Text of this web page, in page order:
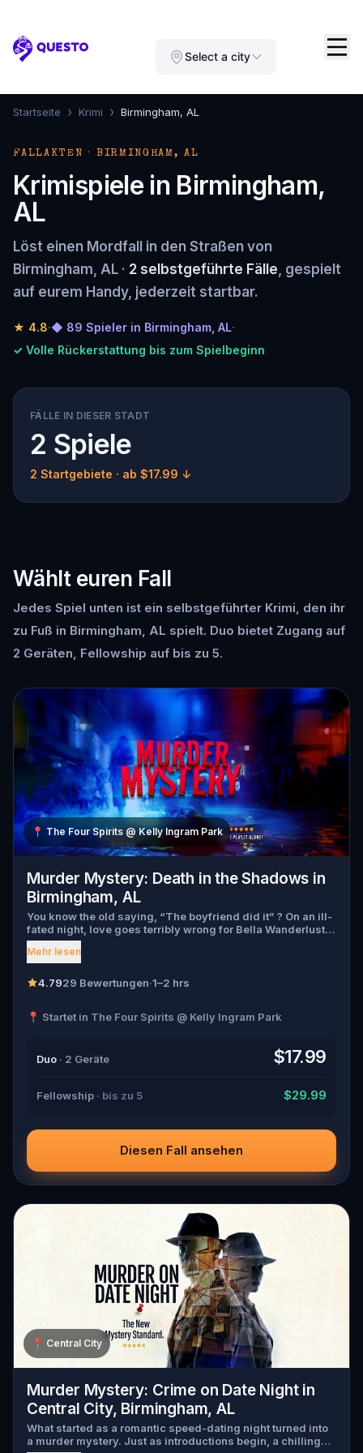
Questo Select a city
Startseite › Krimi › Birmingham, AL
FALLAKTEN · BIRMINGHAM, AL
Krimispiele in Birmingham,
AL
Löst einen Mordfall in den Straßen von
Birmingham, AL · 2 selbstgeführte Fälle, gespielt
auf eurem Handy, jederzeit startbar.
★ 4.8·◆ 89 Spieler in Birmingham, AL·
✓ Volle Rückerstattung bis zum Spielbeginn
FÄLLE IN DIESER STADT
2 Spiele
2 Startgebiete · ab $17.99 ↓
Wählt euren Fall
Jedes Spiel unten ist ein selbstgeführter Krimi, den ihr
zu Fuß in Birmingham, AL spielt. Duo bietet Zugang auf
2 Geräten, Fellowship auf bis zu 5.
📍 The Four Spirits @ Kelly Ingram Park
Murder Mystery: Death in the Shadows in
Birmingham, AL
You know the old saying, “The boyfriend did it” ? On an ill-
fated night, love goes terribly wrong for Bella Wanderlust
and Walter Bridges . Bella, a famous travel blogger, was
found dead during a ghost tour led by the theatrical Percy
Walter, the obsessed boyfriend? Percy, the ghost tour
suspects, and expose the real murderer before they strike
Mehr lesen
4.7929 Bewertungen·1–2 hrs
📍 Startet in The Four Spirits @ Kelly Ingram Park
Duo · 2 Geräte $17.99
Fellowship · bis zu 5 $29.99
Diesen Fall ansehen
📍 Central City
Murder Mystery: Crime on Date Night in
Central City, Birmingham, AL
What started as a romantic speed-dating night turned into
a murder mystery. Just as introductions begin, a chilling